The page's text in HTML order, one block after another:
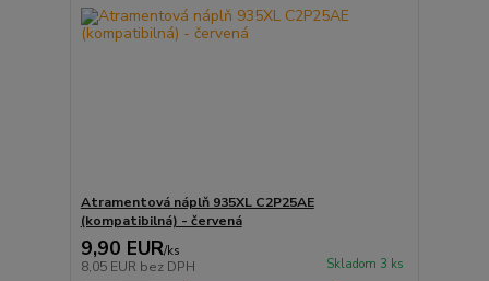
Atramentová náplň 935XL C2P25AE
(kompatibilná) - červená
9,90 EUR/ks
8,05 EUR bez DPH Skladom 3 ks